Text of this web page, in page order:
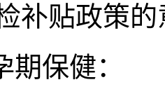
贴政策的
保健：